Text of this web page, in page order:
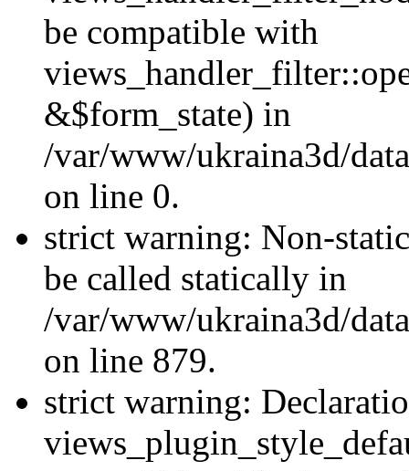
be compatible with
&$form_state) in
/var/www/ukraina3d/
on line 0.
strict warning: Non-
be called statically in
/var/www/ukraina3d/
on line 879.
strict warning: